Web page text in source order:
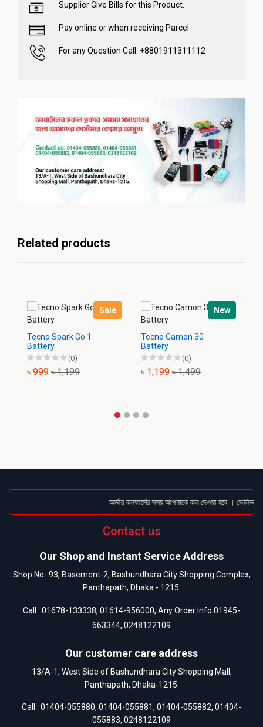
Supplier Give Bills for this Product.
Pay online or when receiving Parcel
For any Question Call: +8801911311112
Related products
Sale
Tecno Spark Go 1
Battery
(0)
৳ 999 ৳ 1,199
New
Tecno Camon 30
Battery
(0)
৳ 1,199 ৳ 1,499
অর্ডার কনফার্মের সময় আপনাকে কল দেওয়া হবে ।
Contact us
Our Shop and Instant Service Address
Shop No- 93, Basement-2, Bashundhara City Shopping Complex,
Panthapath, Dhaka - 1215.
Call : 01678-133338, 01614-956000, Any Order Info:01945-
663344, 0248122109
Our customer care address
13/A-1, West Side of Bashundhara City Shopping Mall,
Panthapath, Dhaka-1215.
Call : 01404-055880, 01404-055881, 01404-055882, 01404-
055883, 0248122109